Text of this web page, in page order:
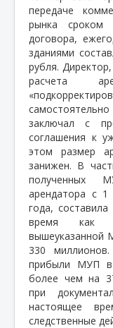
передаче
рынка сроком
договора,
зданиями
рубля.
расчета
заключал с
соглашения к
этом размер
занижен. В
полученных
арендатора с
года,
время как
вышеуказанной
330
прибыли МУП в
более чем на
при
настоящее
следственные